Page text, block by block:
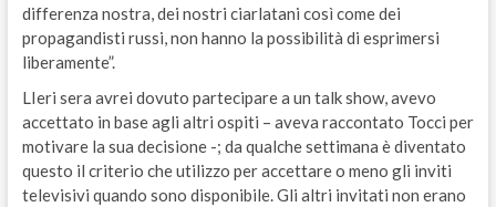
differenza nostra, dei nostri ciarlatani così come dei
propagandisti russi, non hanno la possibilità di esprimersi
liberamente”.
LIeri sera avrei dovuto partecipare a un talk show, avevo
accettato in base agli altri ospiti – aveva raccontato Tocci per
motivare la sua decisione -; da qualche settimana è diventato
questo il criterio che utilizzo per accettare o meno gli inviti
televisivi quando sono disponibile. Gli altri invitati non erano